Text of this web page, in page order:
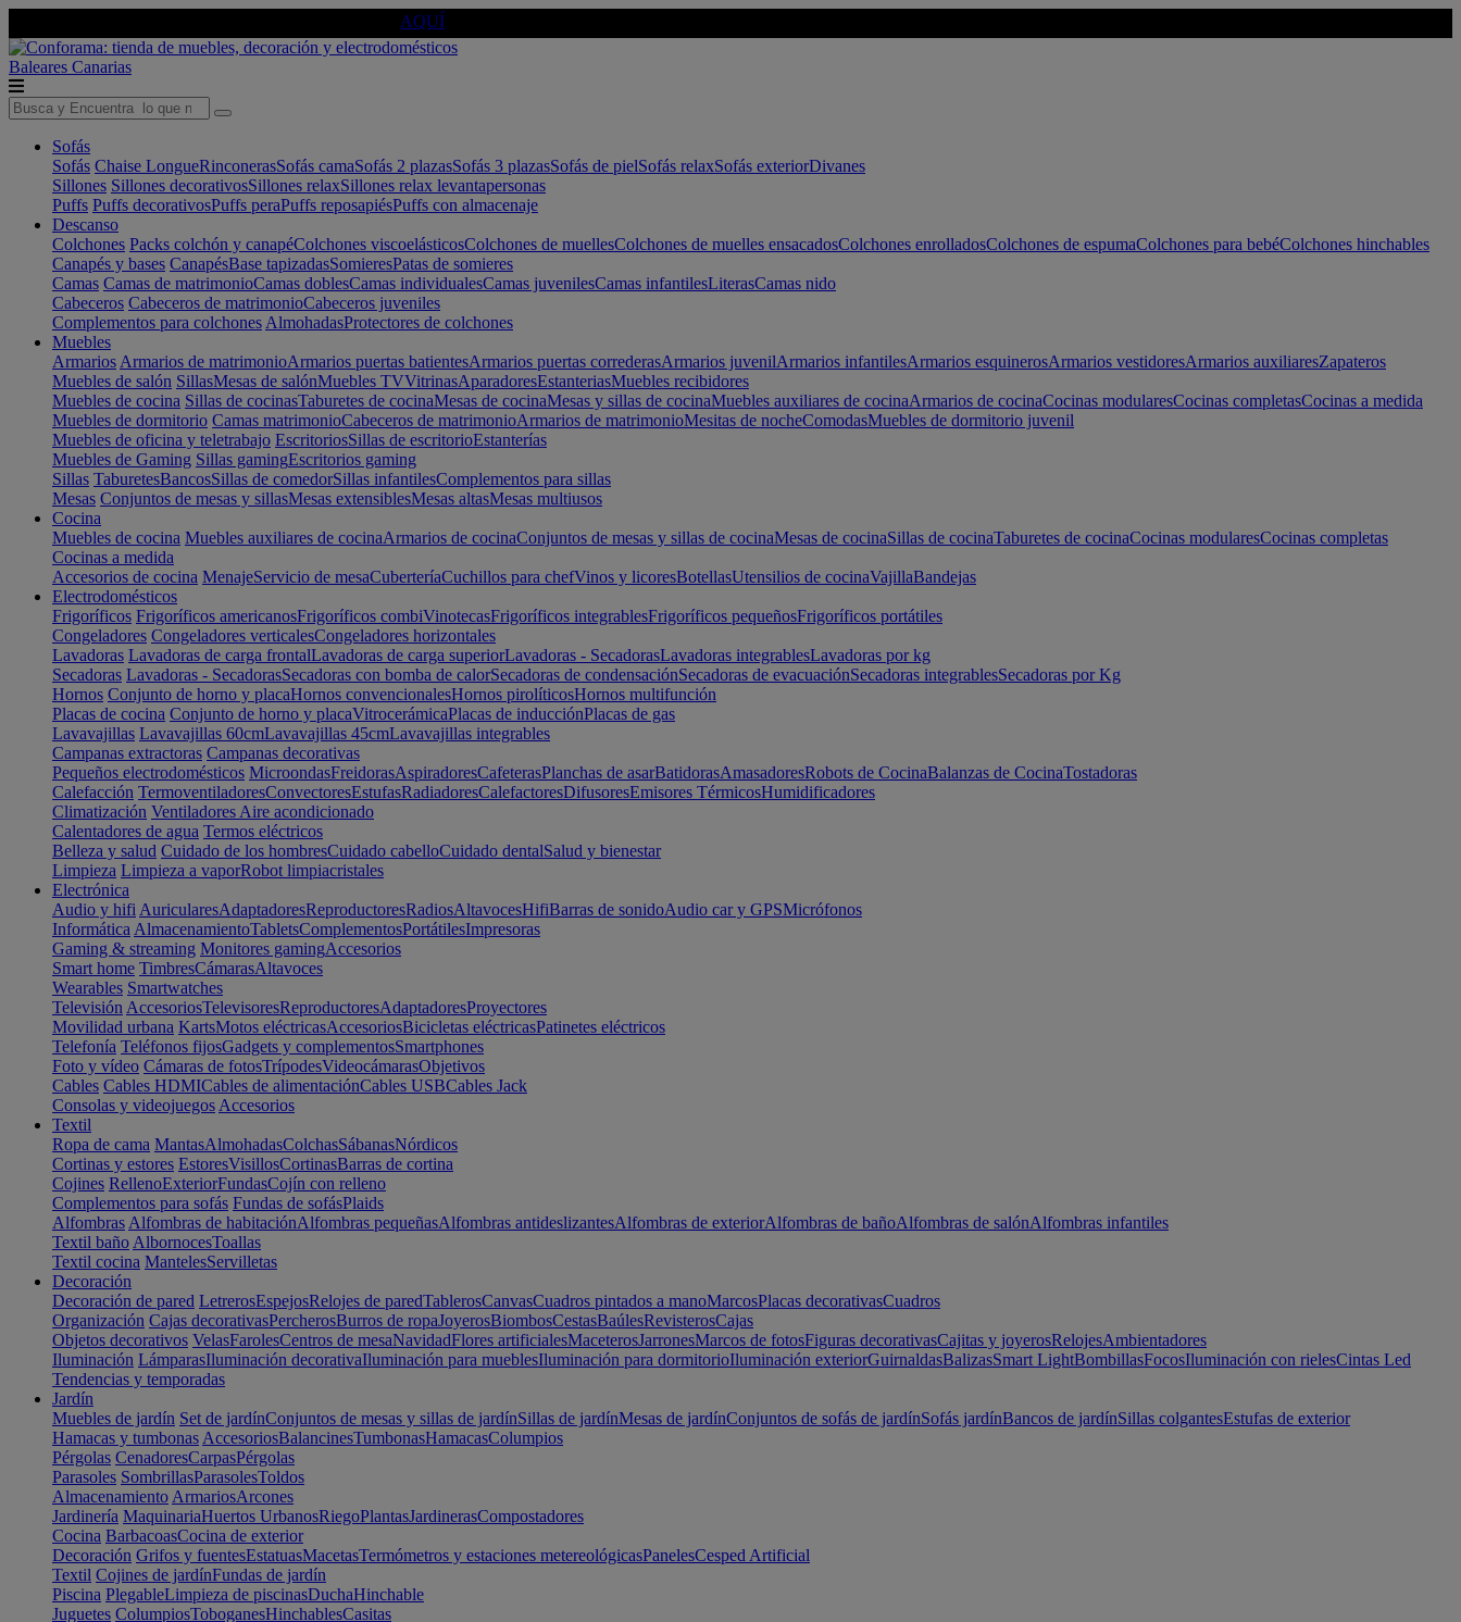
AQUÍ
Baleares Canarias
Sofás
Sofás Chaise LongueRinconerasSofás camaSofás 2 plazasSofás 3 plazasSofás de pielSofás relaxSofás exteriorDivanes
Sillones Sillones decorativosSillones relaxSillones relax levantapersonas
Puffs Puffs decorativosPuffs peraPuffs reposapiésPuffs con almacenaje
Descanso
Colchones Packs colchón y canapéColchones viscoelásticosColchones de muellesColchones de muelles ensacadosColchones enrolladosColchones de espumaColchones para bebéColchones hinchables
Canapés y bases CanapésBase tapizadasSomieresPatas de somieres
Camas Camas de matrimonioCamas doblesCamas individualesCamas juvenilesCamas infantilesLiterasCamas nido
Cabeceros Cabeceros de matrimonioCabeceros juveniles
Complementos para colchones AlmohadasProtectores de colchones
Muebles
Armarios Armarios de matrimonioArmarios puertas batientesArmarios puertas correderasArmarios juvenilArmarios infantilesArmarios esquinerosArmarios vestidoresArmarios auxiliaresZapateros
Muebles de salón SillasMesas de salónMuebles TVVitrinasAparadoresEstanteriasMuebles recibidores
Muebles de cocina Sillas de cocinasTaburetes de cocinaMesas de cocinaMesas y sillas de cocinaMuebles auxiliares de cocinaArmarios de cocinaCocinas modularesCocinas completasCocinas a medida
Muebles de dormitorio Camas matrimonioCabeceros de matrimonioArmarios de matrimonioMesitas de nocheComodasMuebles de dormitorio juvenil
Muebles de oficina y teletrabajo EscritoriosSillas de escritorioEstanterías
Muebles de Gaming Sillas gamingEscritorios gaming
Sillas TaburetesBancosSillas de comedorSillas infantilesComplementos para sillas
Mesas Conjuntos de mesas y sillasMesas extensiblesMesas altasMesas multiusos
Cocina
Muebles de cocina Muebles auxiliares de cocinaArmarios de cocinaConjuntos de mesas y sillas de cocinaMesas de cocinaSillas de cocinaTaburetes de cocinaCocinas modularesCocinas completas
Cocinas a medida
Accesorios de cocina MenajeServicio de mesaCuberteríaCuchillos para chefVinos y licoresBotellasUtensilios de cocinaVajillaBandejas
Electrodomésticos
Frigoríficos Frigoríficos americanosFrigoríficos combiVinotecasFrigoríficos integrablesFrigoríficos pequeñosFrigoríficos portátiles
Congeladores Congeladores verticalesCongeladores horizontales
Lavadoras Lavadoras de carga frontalLavadoras de carga superiorLavadoras - SecadorasLavadoras integrablesLavadoras por kg
Secadoras Lavadoras - SecadorasSecadoras con bomba de calorSecadoras de condensaciónSecadoras de evacuaciónSecadoras integrablesSecadoras por Kg
Hornos Conjunto de horno y placaHornos convencionalesHornos pirolíticosHornos multifunción
Placas de cocina Conjunto de horno y placaVitrocerámicaPlacas de inducciónPlacas de gas
Lavavajillas Lavavajillas 60cmLavavajillas 45cmLavavajillas integrables
Campanas extractoras Campanas decorativas
Pequeños electrodomésticos MicroondasFreidorasAspiradoresCafeterasPlanchas de asarBatidorasAmasadoresRobots de CocinaBalanzas de CocinaTostadoras
Calefacción TermoventiladoresConvectoresEstufasRadiadoresCalefactoresDifusoresEmisores TérmicosHumidificadores
Climatización Ventiladores Aire acondicionado
Calentadores de agua Termos eléctricos
Belleza y salud Cuidado de los hombresCuidado cabelloCuidado dentalSalud y bienestar
Limpieza Limpieza a vaporRobot limpiacristales
Electrónica
Audio y hifi AuricularesAdaptadoresReproductoresRadiosAltavocesHifiBarras de sonidoAudio car y GPSMicrófonos
Informática AlmacenamientoTabletsComplementosPortátilesImpresoras
Gaming & streaming Monitores gamingAccesorios
Smart home TimbresCámarasAltavoces
Wearables Smartwatches
Televisión AccesoriosTelevisoresReproductoresAdaptadoresProyectores
Movilidad urbana KartsMotos eléctricasAccesoriosBicicletas eléctricasPatinetes eléctricos
Telefonía Teléfonos fijosGadgets y complementosSmartphones
Foto y vídeo Cámaras de fotosTrípodesVideocámarasObjetivos
Cables Cables HDMICables de alimentaciónCables USBCables Jack
Consolas y videojuegos Accesorios
Textil
Ropa de cama MantasAlmohadasColchasSábanasNórdicos
Cortinas y estores EstoresVisillosCortinasBarras de cortina
Cojines RellenoExteriorFundasCojín con relleno
Complementos para sofás Fundas de sofásPlaids
Alfombras Alfombras de habitaciónAlfombras pequeñasAlfombras antideslizantesAlfombras de exteriorAlfombras de bañoAlfombras de salónAlfombras infantiles
Textil baño AlbornocesToallas
Textil cocina MantelesServilletas
Decoración
Decoración de pared LetrerosEspejosRelojes de paredTablerosCanvasCuadros pintados a manoMarcosPlacas decorativasCuadros
Organización Cajas decorativasPercherosBurros de ropaJoyerosBiombosCestasBaúlesRevisterosCajas
Objetos decorativos VelasFarolesCentros de mesaNavidadFlores artificialesMaceterosJarronesMarcos de fotosFiguras decorativasCajitas y joyerosRelojesAmbientadores
Iluminación LámparasIluminación decorativaIluminación para mueblesIluminación para dormitorioIluminación exteriorGuirnaldasBalizasSmart LightBombillasFocosIluminación con rielesCintas Led
Tendencias y temporadas
Jardín
Muebles de jardín Set de jardínConjuntos de mesas y sillas de jardínSillas de jardínMesas de jardínConjuntos de sofás de jardínSofás jardínBancos de jardínSillas colgantesEstufas de exterior
Hamacas y tumbonas AccesoriosBalancinesTumbonasHamacasColumpios
Pérgolas CenadoresCarpasPérgolas
Parasoles SombrillasParasolesToldos
Almacenamiento ArmariosArcones
Jardinería MaquinariaHuertos UrbanosRiegoPlantasJardinerasCompostadores
Cocina BarbacoasCocina de exterior
Decoración Grifos y fuentesEstatuasMacetasTermómetros y estaciones metereológicasPanelesCesped Artificial
Textil Cojines de jardínFundas de jardín
Piscina PlegableLimpieza de piscinasDuchaHinchable
Juguetes ColumpiosToboganesHinchablesCasitas